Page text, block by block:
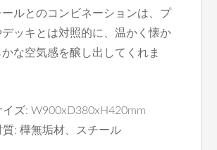
ールとのコンビネーションは、プ
デッキとは対照的に、温かく懐か
かな空気感を醸し出してくれま
イズ: W900xD380xH420mm
質: 樺無垢材、スチール